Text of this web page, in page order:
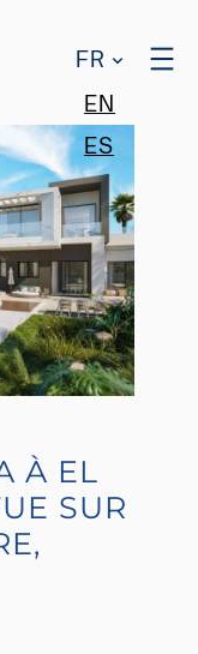
FR
EN
ES
À EL
SUR